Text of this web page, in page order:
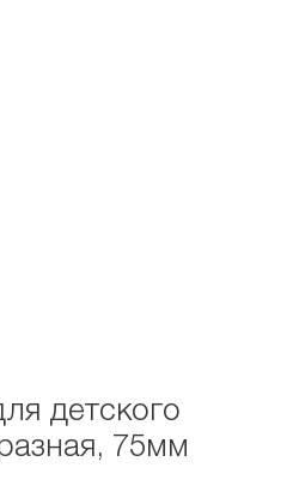
детского
75мм